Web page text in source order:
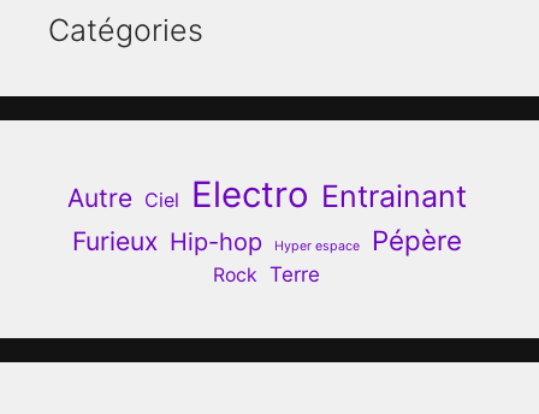
Catégories
Autre Ciel Electro Entrainant
Furieux Hip-hop Hyper espace Pépère
Rock Terre